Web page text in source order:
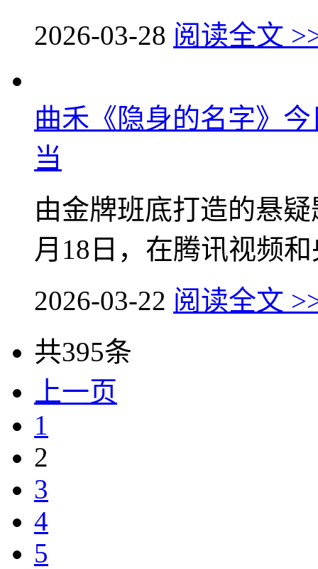
2026-03-28 阅读全文
曲禾《隐身的名字》
当
由金牌班底打造的悬
月18日，在腾讯视频
2026-03-22 阅读全文
共395条
上一页
1
2
3
4
5